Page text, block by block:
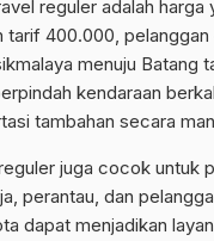
reguler adalah harga
tarif 400.000,
menuju Batang
kendaraan
tambahan secara
juga cocok untuk
perantau, dan
dapat menjadikan